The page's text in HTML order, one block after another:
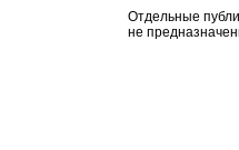
Отдельные
не